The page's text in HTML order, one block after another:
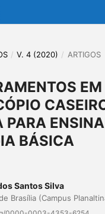
/ V. 4 (2020) / ARTIGOS
PARA
BÁSICA
Santos Silva
Brasília (Campus